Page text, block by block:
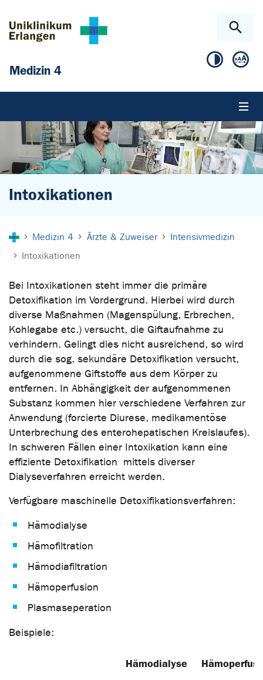
Medizin 4
Intoxikationen
Medizin 4 Ärzte & Zuweiser
Intensivmedizin
Intoxikationen
Bei Intoxikationen steht immer die primäre
Detoxifikation im Vordergrund. Hierbei wird durch
diverse Maßnahmen (Magenspülung, Erbrechen,
Kohlegabe etc.) versucht, die Giftaufnahme zu
verhindern. Gelingt dies nicht ausreichend, so wird
durch die sog. sekundäre Detoxifikation versucht,
aufgenommene Giftstoffe aus dem Körper zu
entfernen. In Abhängigkeit der aufgenommenen
Substanz kommen hier verschiedene Verfahren zur
Anwendung (forcierte Diurese, medikamentöse
Unterbrechung des enterohepatischen Kreislaufes).
In schweren Fällen einer Intoxikation kann eine
effiziente Detoxifikation mittels diverser
Dialyseverfahren erreicht werden.
Verfügbare maschinelle Detoxifikationsverfahren:
Hämodialyse
Hämofiltration
Hämodiafiltration
Hämoperfusion
Plasmaseperation
Beispiele:
Hämodialyse